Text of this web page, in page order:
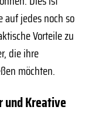
auf jedes noch so
Vorteile zu
die ihre
möchten.
und Kreative